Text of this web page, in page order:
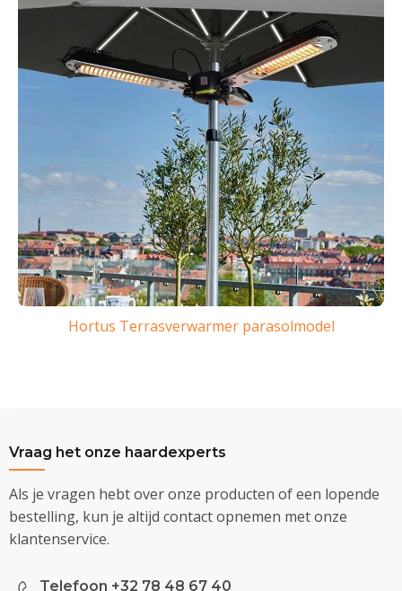
Hortus Terrasverwarmer parasolmodel
Vraag het onze haardexperts
Als je vragen hebt over onze producten of een lopende
bestelling, kun je altijd contact opnemen met onze
klantenservice.
Telefoon +32 78 48 67 40